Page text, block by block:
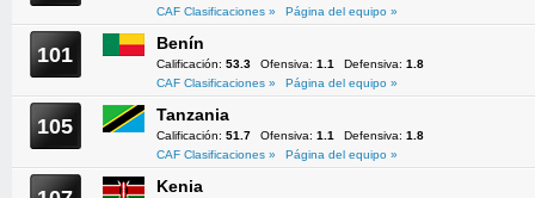
CAF Clasificaciones »
Página del equipo »
101 Benín
Calificación: 53.3 Ofensiva: 1.1 Defensiva: 1.8
CAF Clasificaciones »
Página del equipo »
105 Tanzania
Calificación: 51.7 Ofensiva: 1.1 Defensiva: 1.8
CAF Clasificaciones »
Página del equipo »
Kenia